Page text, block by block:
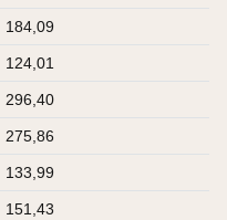
184,09
124,01
296,40
275,86
133,99
151,43